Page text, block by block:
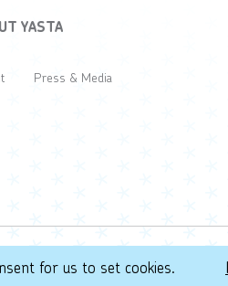
YASTA
Press & Media
for us to set cookies.